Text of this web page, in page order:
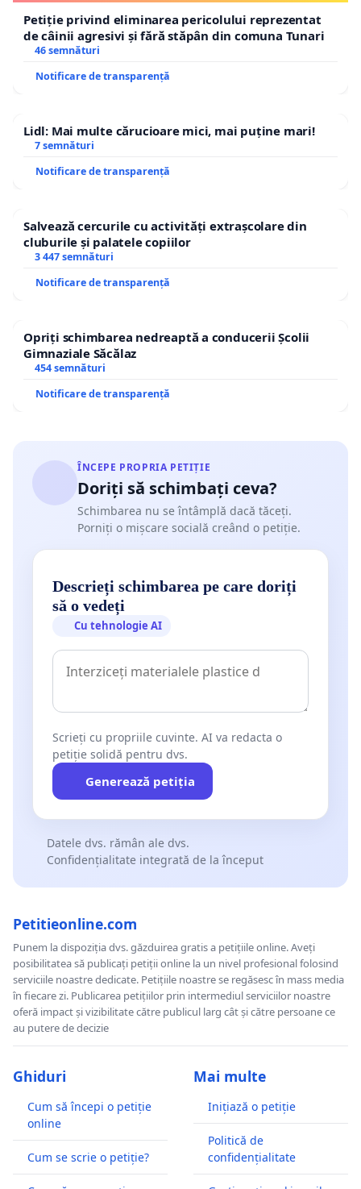
Petiție privind eliminarea pericolului reprezentat
de câinii agresivi și fără stăpân din comuna Tunari
46 semnături
Notificare de transparență
Lidl: Mai multe cărucioare mici, mai puține mari!
7 semnături
Notificare de transparență
Salvează cercurile cu activități extrașcolare din
cluburile și palatele copiilor
3 447 semnături
Notificare de transparență
Opriți schimbarea nedreaptă a conducerii Școlii
Gimnaziale Săcălaz
454 semnături
Notificare de transparență
ÎNCEPE PROPRIA PETIȚIE
Doriți să schimbați ceva?
Schimbarea nu se întâmplă dacă tăceți.
Porniți o mișcare socială creând o petiție.
Descrieți schimbarea pe care doriți
să o vedeți
Cu tehnologie AI
Scrieți cu propriile cuvinte. AI va redacta o
petiție solidă pentru dvs.
Generează petiția
Datele dvs. rămân ale dvs.
Confidențialitate integrată de la început
Petitieonline.com
Punem la dispoziția dvs. găzduirea gratis a petițiile online. Aveți
posibilitatea să publicați petiții online la un nivel profesional folosind
serviciile noastre dedicate. Petițiile noastre se regăsesc în mass media
în fiecare zi. Publicarea petițiilor prin intermediul serviciilor noastre
oferă impact și vizibilitate către publicul larg cât și către persoane ce
au putere de decizie
Ghiduri
Cum să începi o petiție
online
Cum se scrie o petiție?
Mai multe
Inițiază o petiție
Politică de
confidențialitate